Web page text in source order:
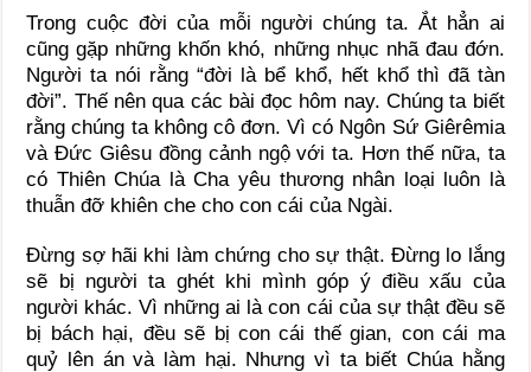
Trong cuộc đời của mỗi người chúng ta. Ắt hẳn ai
cũng gặp những khốn khó, những nhục nhã đau đớn.
Người ta nói rằng “đời là bể khổ, hết khổ thì đã tàn
đời”. Thế nên qua các bài đọc hôm nay. Chúng ta biết
rằng chúng ta không cô đơn. Vì có Ngôn Sứ Giêrêmia
và Đức Giêsu đồng cảnh ngộ với ta. Hơn thế nữa, ta
có Thiên Chúa là Cha yêu thương nhân loại luôn là
thuẫn đỡ khiên che cho con cái của Ngài.
Đừng sợ hãi khi làm chứng cho sự thật. Đừng lo lắng
sẽ bị người ta ghét khi mình góp ý điều xấu của
người khác. Vì những ai là con cái của sự thật đều sẽ
bị bách hại, đều sẽ bị con cái thế gian, con cái ma
quỷ lên án và làm hại. Nhưng vì ta biết Chúa hằng